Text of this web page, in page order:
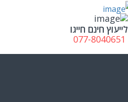
לייעוץ חינם חייגו
077-8040651